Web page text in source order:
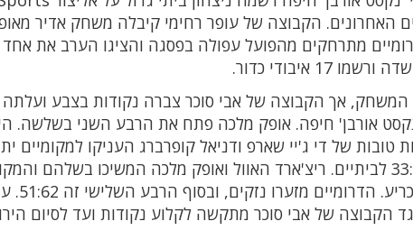
הדרומיים מתרחקים מהפועל עפולה בפסגה והציגו הערב
20:21 למכבי 'נקסט אורבן' חיפה. אופק מלכה פתח את הרבע השני
הוסיף שלשה ובמחצית זה 33:44 לביתיים. ריצ'ארד האוול ואופק מלכה המשיכו
שיא
הקבוצה של אבי סוכר מתקשה לקלוע נקודות ועד לסיום